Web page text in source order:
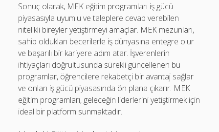
Sonuç olarak, MEK eğitim programları iş gücü
piyasasıyla uyumlu ve taleplere cevap verebilen
nitelikli bireyler yetiştirmeyi amaçlar. MEK mezunları,
sahip oldukları becerilerle iş dünyasına entegre olur
ve başarılı bir kariyere adım atar. İşverenlerin
ihtiyaçları doğrultusunda sürekli güncellenen bu
programlar, öğrencilere rekabetçi bir avantaj sağlar
ve onları iş gücü piyasasında ön plana çıkarır. MEK
eğitim programları, geleceğin liderlerini yetiştirmek için
ideal bir platform sunmaktadır.